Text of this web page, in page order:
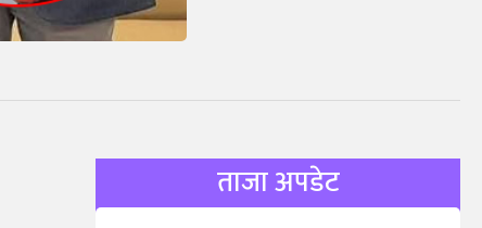
ताजा अपडेट